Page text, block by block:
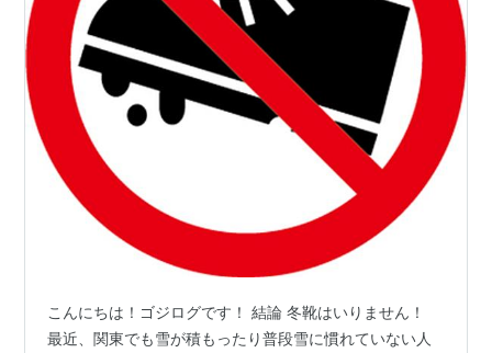
こんにちは！ゴジログです！ 結論 冬靴はいりません！
最近、関東でも雪が積もったり普段雪に慣れていない人